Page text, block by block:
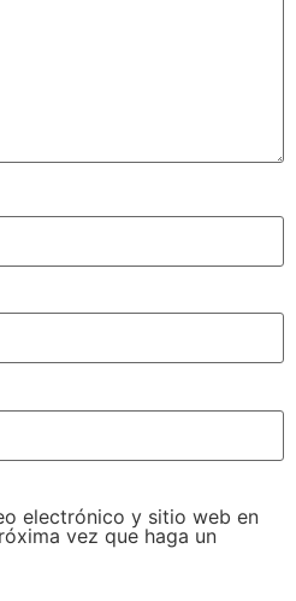
electrónico y sitio web en
vez que haga un